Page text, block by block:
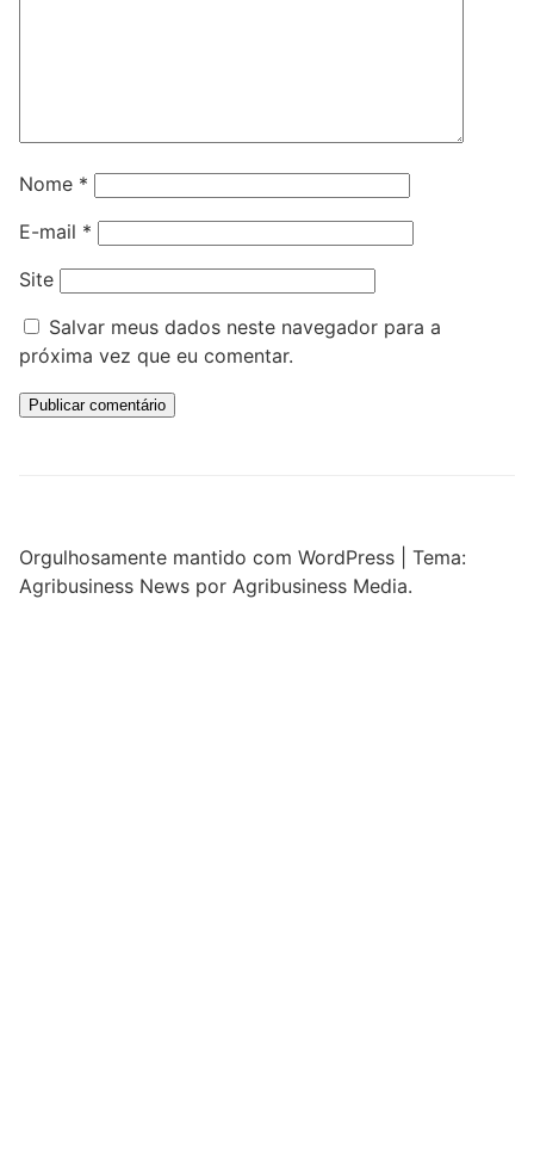
Nome *
E-mail *
Site
Salvar meus dados neste navegador para a
próxima vez que eu comentar.
Orgulhosamente mantido com WordPress
Tema:
Agribusiness News por Agribusiness Media.